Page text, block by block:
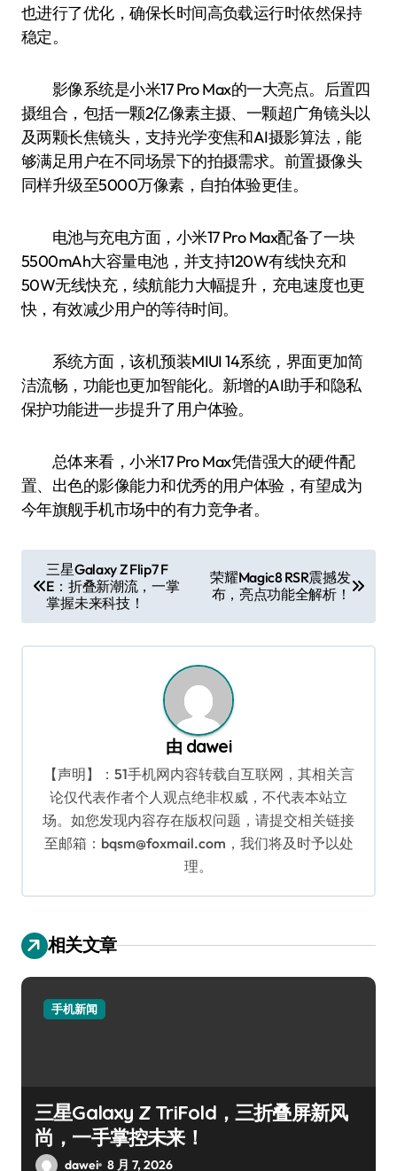
也进行了优化，确保长时间高负载运行时依然保持
稳定。
影像系统是小米17 Pro Max的一大亮点。后置四
摄组合，包括一颗2亿像素主摄、一颗超广角镜头以
及两颗长焦镜头，支持光学变焦和AI摄影算法，能
够满足用户在不同场景下的拍摄需求。前置摄像头
同样升级至5000万像素，自拍体验更佳。
电池与充电方面，小米17 Pro Max配备了一块
5500mAh大容量电池，并支持120W有线快充和
50W无线快充，续航能力大幅提升，充电速度也更
快，有效减少用户的等待时间。
系统方面，该机预装MIUI 14系统，界面更加简
洁流畅，功能也更加智能化。新增的AI助手和隐私
保护功能进一步提升了用户体验。
总体来看，小米17 Pro Max凭借强大的硬件配
置、出色的影像能力和优秀的用户体验，有望成为
今年旗舰手机市场中的有力竞争者。
章
导
航
三星Galaxy Z Flip7 F
E：折叠新潮流，一掌
掌握未来科技！
荣耀Magic8 RSR震撼发
布，亮点功能全解析！
由 dawei
【声明】：51手机网内容转载自互联网，其相关言
论仅代表作者个人观点绝非权威，不代表本站立
场。如您发现内容存在版权问题，请提交相关链接
至邮箱：bqsm@foxmail.com，我们将及时予以处
理。
相关文章
手机新闻
三星Galaxy Z TriFold，三折叠屏新风
尚，一手掌控未来！
dawei 8 月 7, 2026